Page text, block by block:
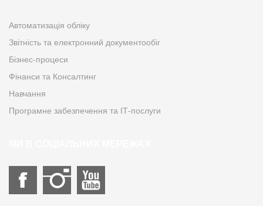
Автоматизація обліку
Звітність та електронний документообіг
Бізнес-процеси
Фінанси та Консалтинг
Навчання
Програмне забезпечення та ІТ-послуги